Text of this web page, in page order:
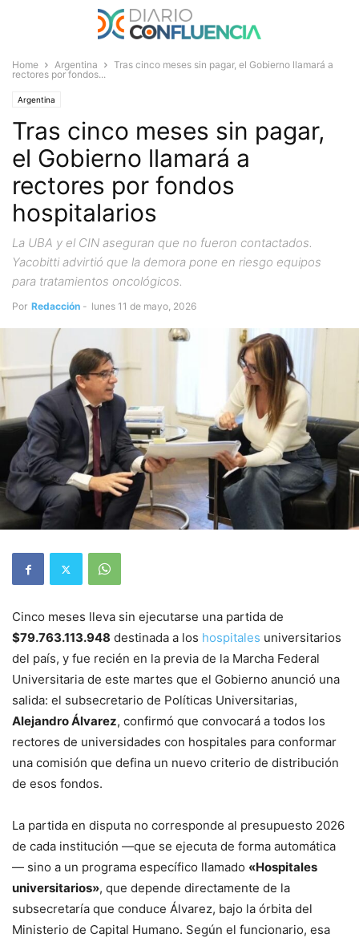
Home Argentina
Tras cinco meses sin pagar, el Gobierno llamará a
rectores por fondos...
Argentina
Tras cinco meses sin pagar,
el Gobierno llamará a
rectores por fondos
hospitalarios
La UBA y el CIN aseguran que no fueron contactados.
Yacobitti advirtió que la demora pone en riesgo equipos
para tratamientos oncológicos.
Por Redacción - lunes 11 de mayo, 2026
Cinco meses lleva sin ejecutarse una partida de
$79.763.113.948 destinada a los hospitales universitarios
del país, y fue recién en la previa de la Marcha Federal
Universitaria de este martes que el Gobierno anunció una
salida: el subsecretario de Políticas Universitarias,
Alejandro Álvarez, confirmó que convocará a todos los
rectores de universidades con hospitales para conformar
una comisión que defina un nuevo criterio de distribución
de esos fondos.
La partida en disputa no corresponde al presupuesto 2026
de cada institución —que se ejecuta de forma automática
— sino a un programa específico llamado «Hospitales
universitarios», que depende directamente de la
subsecretaría que conduce Álvarez, bajo la órbita del
Ministerio de Capital Humano. Según el funcionario, esa